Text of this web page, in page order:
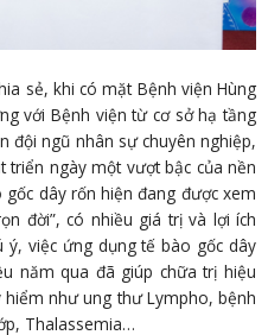
sẻ, khi có mặt Bệnh viện Hùng
với Bệnh viện từ cơ sở hạ tầng
đội ngũ nhân sự chuyên nghiệp,
triển ngày một vượt bậc của nền
dây rốn hiện đang được xem
đời”, có nhiều giá trị và lợi ích
việc ứng dụng tế bào gốc dây
năm qua đã giúp chữa trị hiệu
như ung thư Lympho, bệnh
Thalassemia…